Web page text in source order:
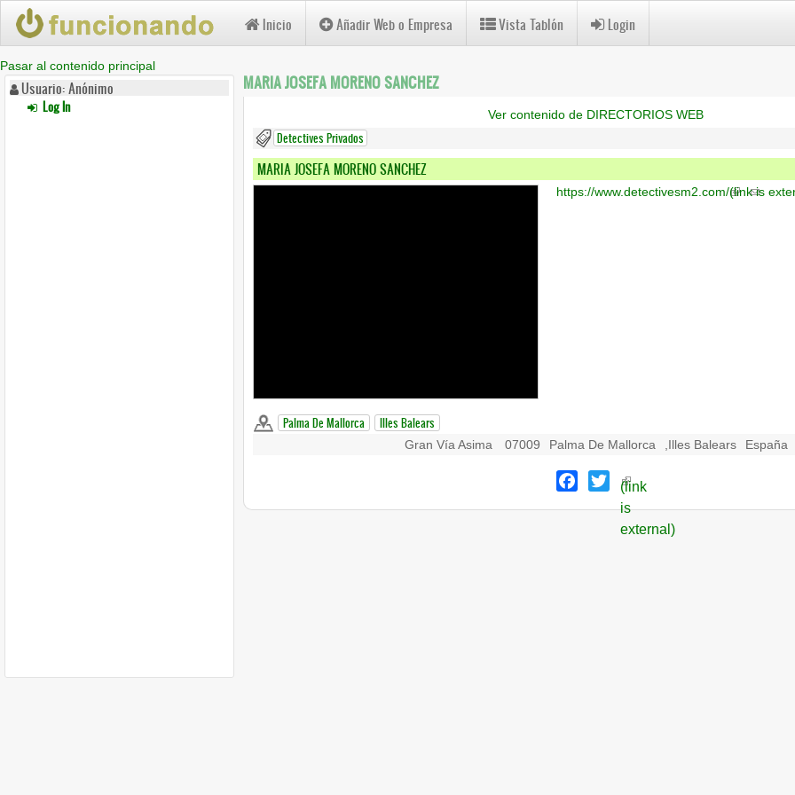
Pasar al contenido principal
Inicio Añadir Web o Empresa Vista Tablón Login
Usuario: Anónimo
Log In
MARIA JOSEFA MORENO SANCHEZ
Ver contenido de DIRECTORIOS WEB
Detectives Privados
MARIA JOSEFA MORENO SANCHEZ
https://www.detectivesm2.com/(link is
Palma De Mallorca Illes Balears
Gran Vía Asima 07009 Palma De Mallorca Illes Balears España
Facebook
Twitter
(link
is
external)